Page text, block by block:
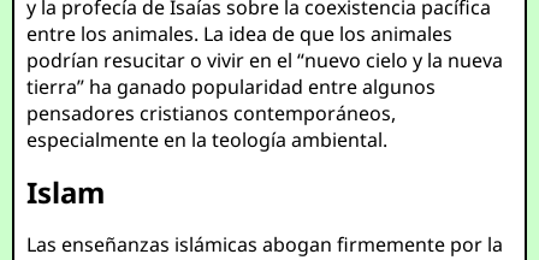
y la profecía de Isaías sobre la coexistencia pacífica
entre los animales. La idea de que los animales
podrían resucitar o vivir en el “nuevo cielo y la nueva
tierra” ha ganado popularidad entre algunos
pensadores cristianos contemporáneos,
especialmente en la teología ambiental.
Islam
Las enseñanzas islámicas abogan firmemente por la